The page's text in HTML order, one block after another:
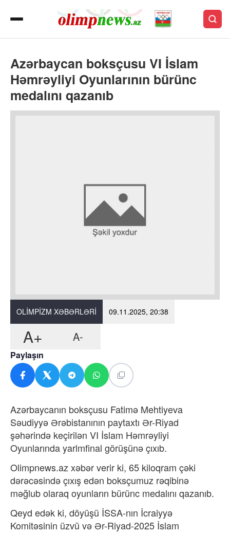
Azərbaycan boksçusu VI İslam
Həmrəyliyi Oyunlarının bürünc
medalını qazanıb
OLIMPIZM XƏBƏRLƏRI 09.11.2025, 20:38
A+ A-
Paylaşın
Azərbaycanın boksçusu Fatimə Mehtiyeva
Səudiyyə Ərəbistanının paytaxtı Ər-Riyad
şəhərində keçirilən VI İslam Həmrəyliyi
Oyunlarında yarlmfinal görüşünə çıxıb.
Olimpnews.az xəbər verir ki, 65 kiloqram çəki
dərəcəsində çıxış edən boksçumuz rəqibinə
məğlub olaraq oyunların bürünc medalını qazanıb.
Qeyd edək ki, döyüşü İSSA-nın İcraiyyə
Komitəsinin üzvü və Ər-Riyad-2025 İslam